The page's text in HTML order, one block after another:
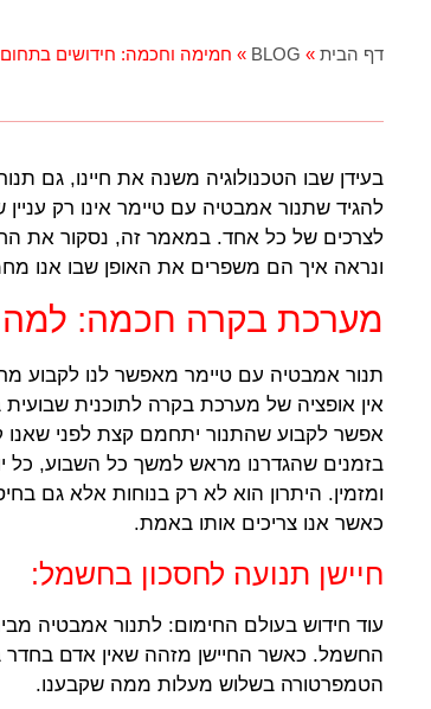
דף הבית »
BLOG
» חמימה וחכמה: חידושים
בעידן שבו הטכנולוגיה משנה את חיינו, גם
להגיד שתנור אמבטיה עם טיימר אינו רק
לצרכים של כל אחד. במאמר זה, נסקור את
ונראה איך הם משפרים את האופן שבו אנו
מערכת בקרה חכמה: למה
תנור אמבטיה עם טיימר מאפשר לנו לקבוע
אין אופציה של מערכת בקרה לתוכנית
אפשר לקבוע שהתנור יתחמם קצת לפני שאנו
בזמנים שהגדרנו מראש למשך כל השבוע, כל
ומזמין. היתרון הוא לא רק בנוחות אלא גם
כאשר אנו צריכים אותו באמת.
חיישן תנועה לחסכון בחשמל:
עוד חידוש בעולם החימום: לתנור אמבטיה
החשמל. כאשר החיישן מזהה שאין אדם בחדר
הטמפרטורה בשלוש מעלות ממה שקבענו.